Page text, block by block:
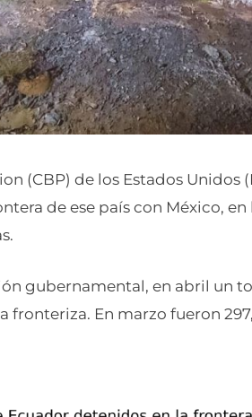
(CBP) de los Estados Unidos
de ese país con México, en
gubernamental, en abril un
fronteriza. En marzo fueron